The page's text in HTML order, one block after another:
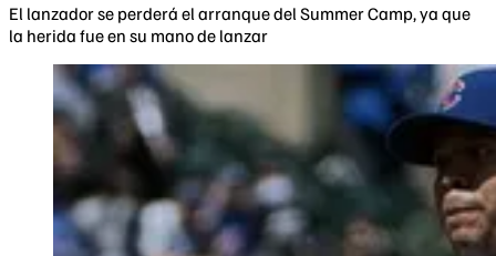
El lanzador se perderá el arranque del Summer Camp, ya que
la herida fue en su mano de lanzar